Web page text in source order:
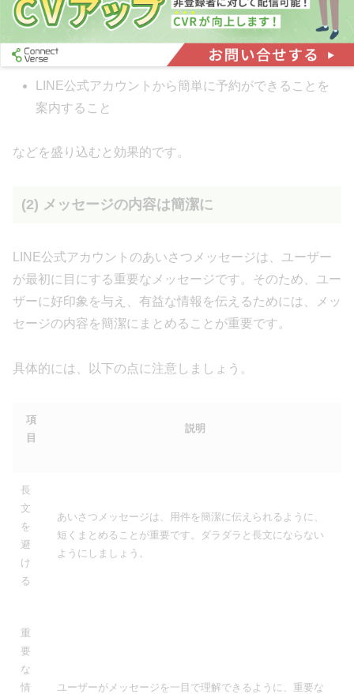
最新のヘアスタイルやキャンペーン情報を配信する
こと
LINE公式アカウントから簡単に予約ができることを
案内すること
などを盛り込むと効果的です。
(2) メッセージの内容は簡潔に
LINE公式アカウントのあいさつメッセージは、ユーザー
が最初に目にする重要なメッセージです。そのため、ユー
ザーに好印象を与え、有益な情報を伝えるためには、メッ
セージの内容を簡潔にまとめることが重要です。
具体的には、以下の点に注意しましょう。
項
目
説明
長
文
を
避
け
る
あいさつメッセージは、用件を簡潔に伝えられるように、
短くまとめることが重要です。ダラダラと長文にならない
ようにしましょう。
重
要
な
情
ユーザーがメッセージを一目で理解できるように、重要な